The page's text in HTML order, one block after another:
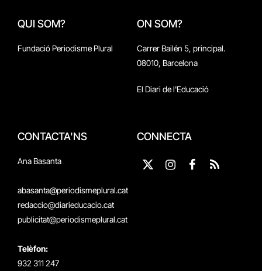
QUI SOM?
Fundació Periodisme Plural
ON SOM?
Carrer Bailén 5, principal.
08010, Barcelona
El Diari de l'Educació
CONTACTA'NS
Ana Basanta
abasanta@periodismeplural.cat
redaccio@diarieducacio.cat
publicitat@periodismeplural.cat
Telèfon:
932 311 247
CONNECTA
X
InstagramFacebook
RSS